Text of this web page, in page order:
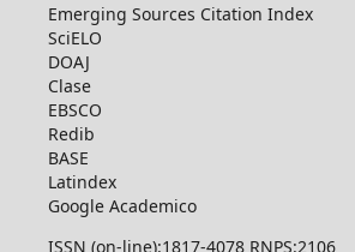
Emerging Sources Citation Index
SciELO
DOAJ
Clase
EBSCO
Redib
BASE
Latindex
Google Academico
ISSN (on-line):1817-4078 RNPS:2106